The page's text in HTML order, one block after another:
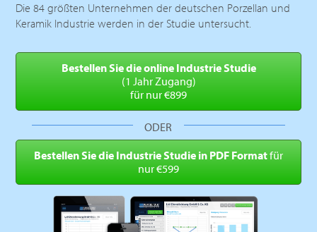
Die 84 größten Unternehmen der deutschen Porzellan und
Keramik Industrie werden in der Studie untersucht.
Bestellen Sie die online Industrie Studie
(1 Jahr Zugang)
für nur €899
ODER
Bestellen Sie die IndustrieStudie in PDF Formatfür
nur €599